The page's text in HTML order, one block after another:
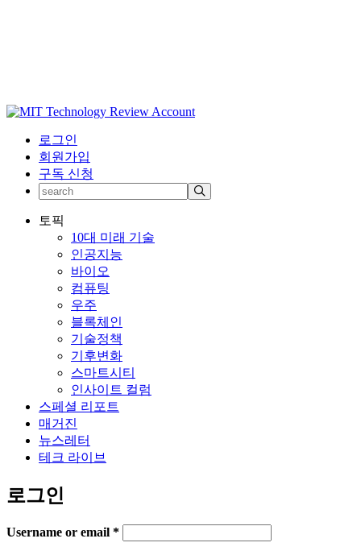
로그인
회원가입
구독 신청
토픽
10대 미래 기술
인공지능
바이오
컴퓨팅
우주
블록체인
기술정책
기후변화
스마트시티
인사이트 컬럼
스페셜 리포트
매거진
뉴스레터
테크 라이브
로그인
Username or email *